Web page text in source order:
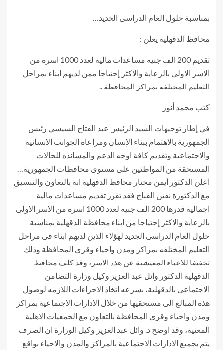
بمناسبة حلول العام الدراسى الجديد…
محافظ الدقهلية يعلن :
تقديم 200 الف جنيه مساعدات مالية لعدد 1000 اسرة من
الاسر الاولى بالرعاية والاكثر إحتياجا ممن لديهم ابناء بمراحل
التعليم المختلفه بمراكز المحافظة ..
كتب محمد أنور
في إطار توجيهات السيد الرئيس عبد الفتاح السيسي رئيس
الجمهورية بالاهتمام ببناء الإنسان ومراعاة الجوانب الانسانية
والاجتماعية وتقديم كافة اوجه الدعم والمسانده للحالات
المستحقة من المواطنين على مستوى محافظات الجمهورية…
اعلن الدكتور أيمن مختار محافظ الدقهلية انه بالتعاون والتنسيق
مع الدكتورة نفين القباج فقد تقرر تقديم مساعدات مالية
اجمالية قدرها 200 الف جنيه لعدد 1000 اسره من الاسر الاولى
بالرعاية والاكثر إحتياجا من ابناء محافظة الدقهلية بمناسبة
حلول العام الدراسى الجديد لهؤلاء الذين لديهم ابناء فى مراحل
التعليم المختلفه بمراكز ومدن واحياء وقرى المحافظة وذلك
تخفيفا للاعباء المعيشية عن هذه الاسر، وقد كلف محافظ
الدقهلية الدكتور وائل عبد العزيز وكيل وزارة التضامن
الاجتماعى بالدقهلية، بسرعه اتخاذ الاجراءات اللازمه لوصول
هذه المبالغ الى مستحقيها من خلال الادارات الاجتماعية بمراكز
ومدن واحياء وقرى المحافظة بالتعاون مع الجمعيات الاهلية
المعنية، وقد اوضح د. وائل عبد العزيز وكيل الوزارة ان الصرف
يتم بجميع الادارات الاجتماعية بالمراكز والمدن والاحياء بواقع